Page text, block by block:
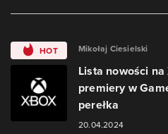
HOT Mikołaj Ciesielski
Lista nowości
premiery w
perełka
20.04.2024